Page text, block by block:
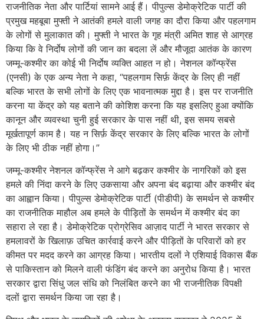
राजनीतिक नेता और पार्टियां सामने आई हैं। पीपुल्स डेमोक्रेटिक पार्टी की
प्रमुख महबूबा मुफ्ती ने आतंकी हमले वाली जगह का दौरा किया और पहलगाम
के लोगों से मुलाकात की। मुफ्ती ने भारत के गृह मंत्री अमित शाह से आग्रह
किया कि वे निर्दोष लोगों की जान का बदला लें और मौजूदा आतंक के कारण
जम्मू-कश्मीर का कोई भी निर्दोष व्यक्ति आहत न हो। नेशनल कॉन्फ्रेंस
(एनसी) के एक अन्य नेता ने कहा, “पहलगाम सिर्फ़ केंद्र के लिए ही नहीं
बल्कि भारत के सभी लोगों के लिए एक भावनात्मक मुद्दा है। इस पर राजनीति
करना या केंद्र को यह बताने की कोशिश करना कि यह इसलिए हुआ क्योंकि
कानून और व्यवस्था चुनी हुई सरकार के पास नहीं थी, इस समय सबसे
मूर्खतापूर्ण काम है। यह न सिर्फ़ केंद्र सरकार के लिए बल्कि भारत के लोगों
के लिए भी ठीक नहीं होगा।”
जम्मू-कश्मीर नेशनल कॉन्फ्रेंस ने आगे बढ़कर कश्मीर के नागरिकों को इस
हमले की निंदा करने के लिए उकसाया और अपना बंद बढ़ाया और कश्मीर बंद
का आह्वान किया। पीपुल्स डेमोक्रेटिक पार्टी (पीडीपी) के समर्थन से कश्मीर
का राजनीतिक माहौल अब हमले के पीड़ितों के समर्थन में कश्मीर बंद का
सहारा ले रहा है। डेमोक्रेटिक प्रोग्रेसिव आज़ाद पार्टी ने भारत सरकार से
हमलावरों के खिलाफ़ उचित कार्रवाई करने और पीड़ितों के परिवारों को हर
कीमत पर मदद करने का आग्रह किया। भारतीय दलों ने एशियाई विकास बैंक
से पाकिस्तान को मिलने वाली फंडिंग बंद करने का अनुरोध किया है। भारत
सरकार द्वारा सिंधु जल संधि को निलंबित करने का भी राजनीतिक विपक्षी
दलों द्वारा समर्थन किया जा रहा है।